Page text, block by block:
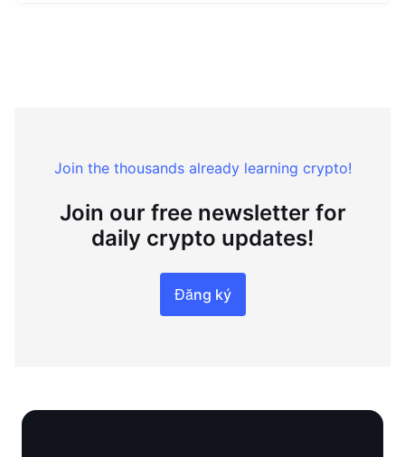
Join the thousands already learning crypto!
Join our free newsletter for
daily crypto updates!
Đăng ký